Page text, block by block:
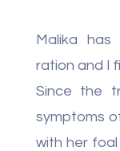
Malika has
ration and I
Since the
symptoms
with her foal